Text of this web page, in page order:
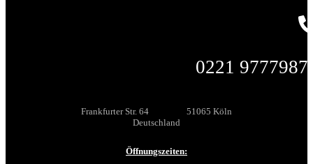
0221
Frankfurter Str. 64 51065 Köln
Deutschland
Öffnungszeiten: